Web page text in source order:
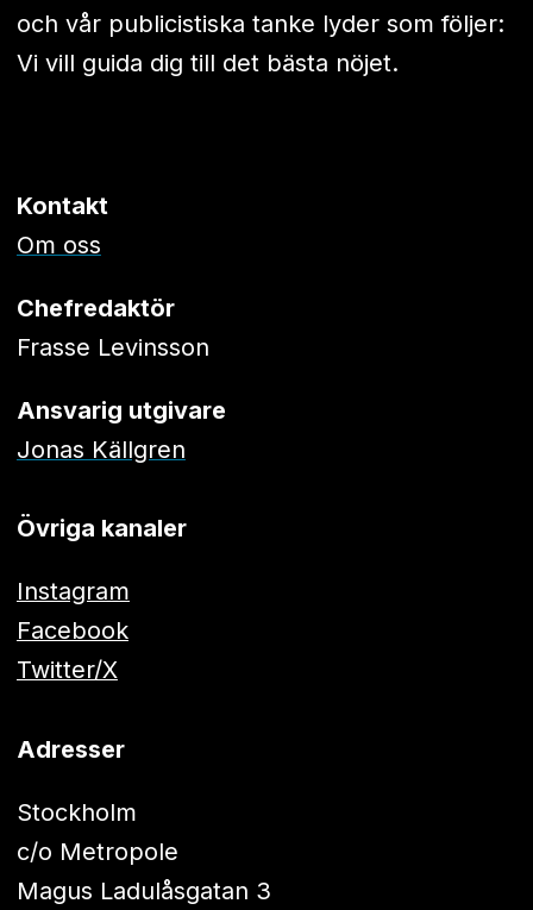
och vår publicistiska tanke lyder som följer:
Vi vill guida dig till det bästa nöjet.
Kontakt
Om oss
Chefredaktör
Frasse Levinsson
Ansvarig utgivare
Jonas Källgren
Övriga kanaler
Instagram
Facebook
Twitter/X
Adresser
Stockholm
c/o Metropole
Magus Ladulåsgatan 3